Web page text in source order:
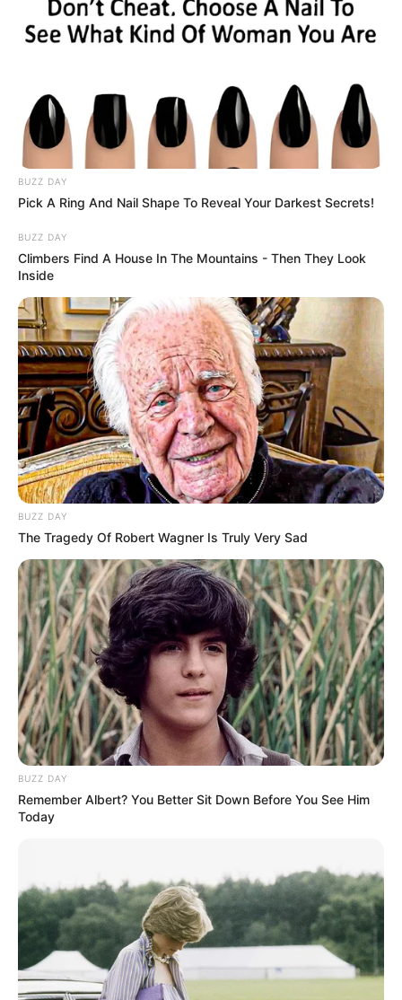
Haram BABYMONSTER
4
fans love
VOTE
Tanggal Lahir:
17 Oktober2007
Tempat Lahir:
Seoul ,Korea Selatan
Umur:
18 Tahun
Profesi:
Penyanyi
Edit
Haram adalah seorang penyanyi yang berasal dari Seoul, Korea
Selatan.
Ia mulai dikenal publik setelah diumumkan sebagai salah satu
BUZZ DAY
Pick A Ring And Nail Shape To Reveal Your Darkest Secrets!
BUZZ DAY
Climbers Find A House In The Mountains - Then They Look
Inside
BUZZ DAY
The Tragedy Of Robert Wagner Is Truly Very Sad
BUZZ DAY
Remember Albert? You Better Sit Down Before You See Him
Today